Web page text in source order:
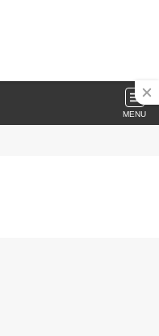
MENU